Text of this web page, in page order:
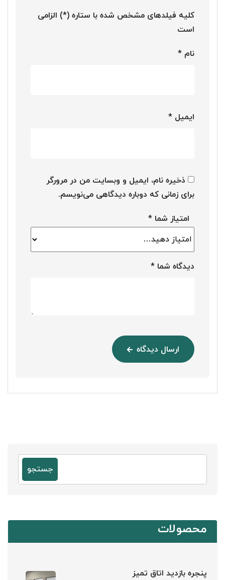
کلیه فیلدهای مشخص شده با ستاره (*) الزامی
است
نام *
ایمیل *
ذخیره نام، ایمیل و وبسایت من در مرورگر
برای زمانی که دوباره دیدگاهی می‌نویسم.
امتیاز شما *
دیدگاه شما *
ارسال دیدگاه
جستجو
محصولات
پنجره بازدید اتاق تمیز